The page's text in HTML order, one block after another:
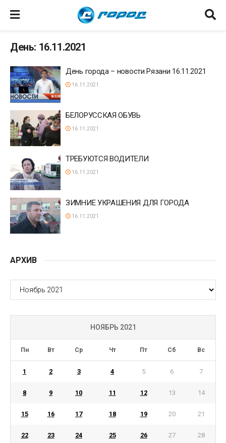
День: 16.11.2021
День города – новости Рязани 16.11.2021
16.11.2021
БЕЛОРУССКАЯ ОБУВЬ
16.11.2021
ТРЕБУЮТСЯ ВОДИТЕЛИ
16.11.2021
ЗИМНИЕ УКРАШЕНИЯ ДЛЯ ГОРОДА
16.11.2021
АРХИВ
АРХИВ
НОЯБРЬ 2021
Пн Вт Ср Чт Пт Сб Вс
1 2 3 4 5 6 7
8 9 10 11 12 13 14
15 16 17 18 19 20 21
22 23 24 25 26 27 28